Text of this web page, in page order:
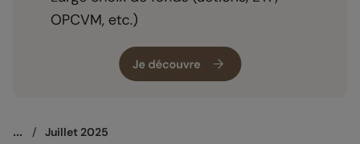
... / Juillet 2025